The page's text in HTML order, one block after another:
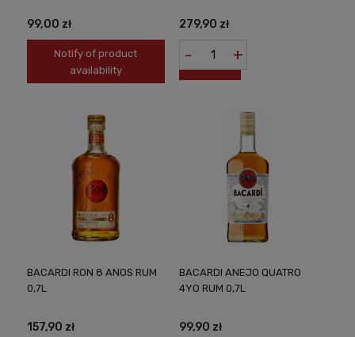
99,00 zł
Notify of product
availability
279,90 zł
- +
BACARDI RON 8 ANOS RUM
0,7L
157,90 zł
BACARDI ANEJO QUATRO
4YO RUM 0,7L
99,90 zł